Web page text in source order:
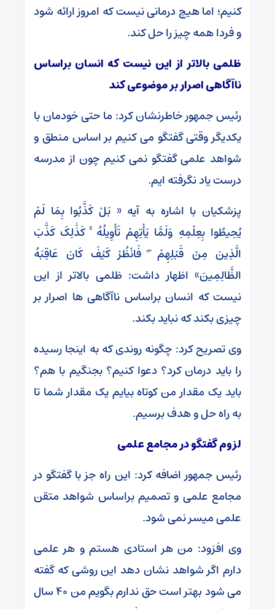
کنیم؛ اما هیچ درمانی نیست که امروز ارائه شود
و فردا همه چیز را حل کند.
ظلمی بالاتر از این نیست که انسان براساس
ناآگاهی اصرار بر موضوعی کند
رئیس جمهور خاطرنشان کرد: ما حتی خودمان با
یکدیگر وقتی گفتگو می کنیم بر اساس منطق و
شواهد علمی گفتگو نمی کنیم چون از مدرسه
درست یاد نگرفته ایم.
پزشکیان با اشاره به آیه « بَلْ کَذَّبُوا بِمَا لَمْ
یُحِیطُوا بِعِلْمِهِ وَلَمَّا یَأْتِهِمْ تَأْوِیلُهُ ۚ کَذَٰلِکَ کَذَّبَ
الَّذِینَ مِنْ قَبْلِهِمْ ۖ فَانْظُرْ کَیْفَ کَانَ عَاقِبَهُ
الظَّالِمِینَ» اظهار داشت: ظلمی بالاتر از این
نیست که انسان براساس ناآگاهی ها اصرار بر
چیزی بکند که نباید بکند.
وی تصریح کرد: چگونه روندی که به اینجا رسیده
را باید درمان کرد؟ دعوا کنیم؟ بجنگیم با هم؟
باید یک مقدار من کوتاه بیایم یک مقدار شما تا
به راه حل و هدف برسیم.
لزوم گفتگو در مجامع علمی
رئیس جمهور اضافه کرد: این راه جز با گفتگو در
مجامع علمی و تصمیم براساس شواهد متقن
علمی میسر نمی شود.
وی افزود: من هر استادی هستم و هر علمی
دارم اگر شواهد نشان دهد این روشی که گفته
می شود بهتر است حق ندارم بگویم من ۴۰ سال